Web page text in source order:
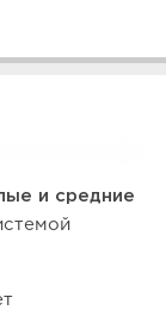
и средние